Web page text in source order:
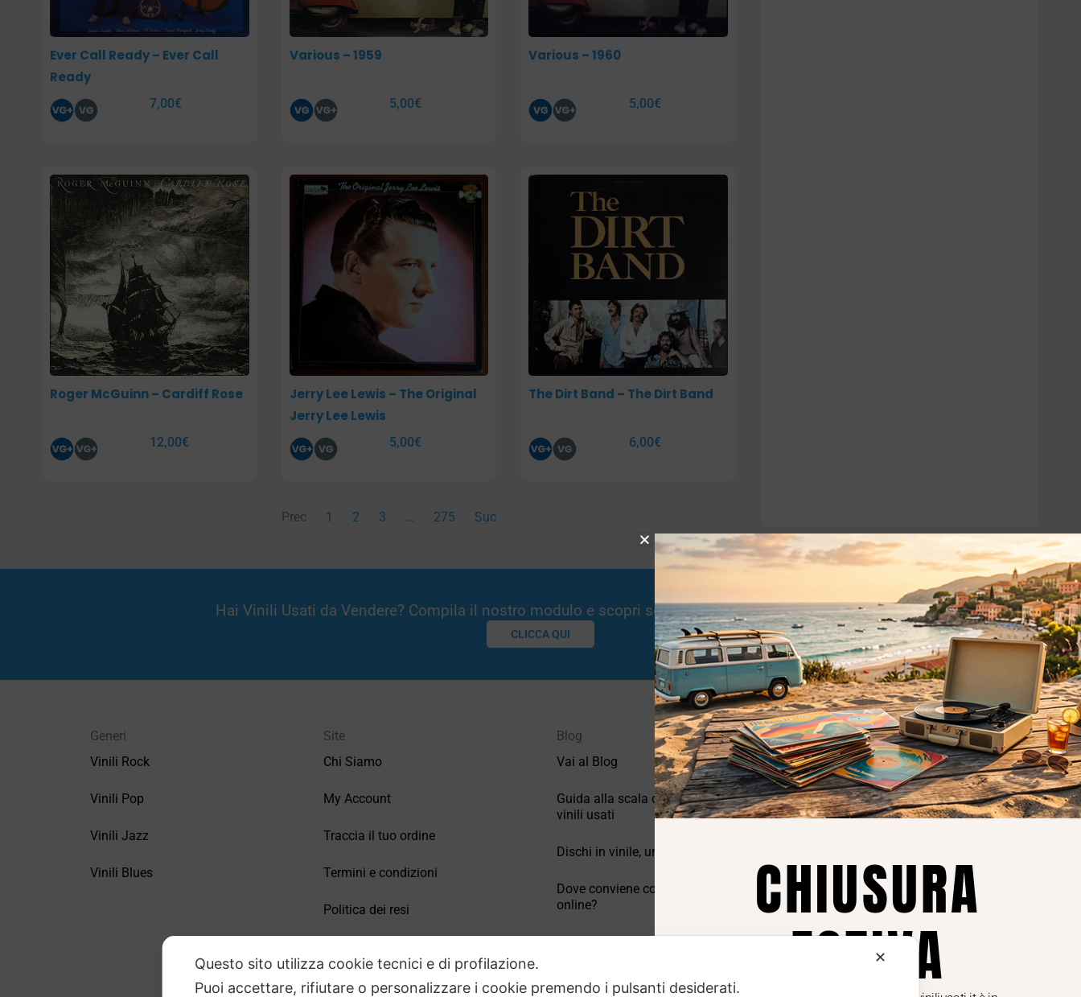
Ever Call Ready – Ever Call
Ready
7,00€
Various – 1959
5,00€
Various – 1960
5,00€
Roger McGuinn – Cardiff Rose
12,00€
Jerry Lee Lewis – The Original
Jerry Lee Lewis
5,00€
The Dirt Band – The Dirt Band
6,00€
Prec 1 2 3 275 Suc
Hai Vinili Usati da Vendere? Compila il nostro modulo e scopri se potremmo essere interessati!
CLICCA QUI
Generi
Vinili Rock
Vinili Pop
Vinili Jazz
Vinili Blues
Site
Chi Siamo
My Account
Traccia il tuo ordine
Termini e condizioni
Politica dei resi
Blog
Vai al Blog
Guida alla scala di valutazione dei
vinili usati
Dischi in vinile, un po’ di storia.
Dove conviene comprare vinili
online?
Privacy
Privacy Policy
Cookie Policy (UE)
✕
Questo sito utilizza cookie tecnici e di profilazione.
Puoi accettare, rifiutare o personalizzare i cookie premendo i pulsanti desiderati.
CHIUSURA
ESTIVA